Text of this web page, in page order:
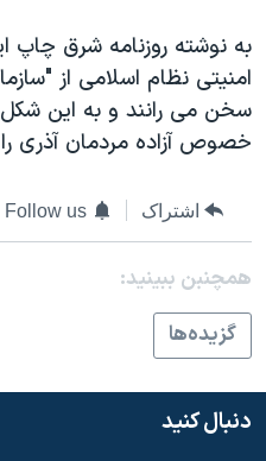
صفحه‌های ویژه
سفر پرزیدنت ترامپ به چین
به نوشته روزنامه شرق چاپ
سخن می رانند و به اين شکل
خصوص آزاده مردمان آذری
اشتراک Follow us
همچنبن ببینید:
گزيده‌ها
دنبال کنید